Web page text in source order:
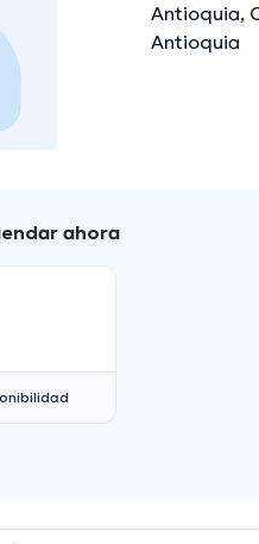
Antioquia,
Antioquia
ahora